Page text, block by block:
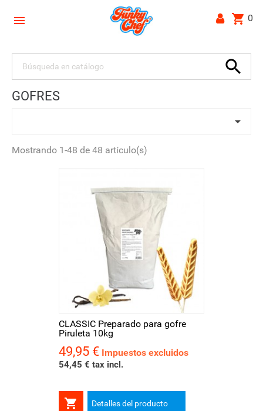
 shopping_cart 0

GOFRES

Mostrando 1-48 de 48 artículo(s)
CLASSIC Preparado para gofre
Piruleta 10kg
Precio
49,95 € Impuestos excluidos
54,45 € tax incl.
 Detalles del producto